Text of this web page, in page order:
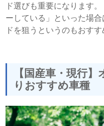
ド選びも重要になります
ーしている」といった場
ドを狙うというのもおすす
【国産車・現行
りおすすめ車種